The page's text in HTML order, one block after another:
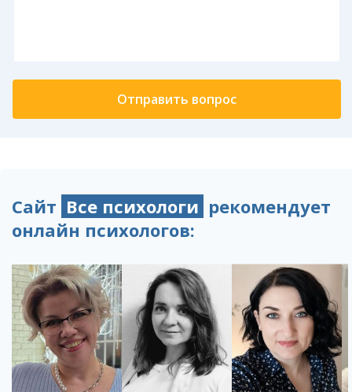
Сайт Все психологи рекомендует
онлайн психологов: